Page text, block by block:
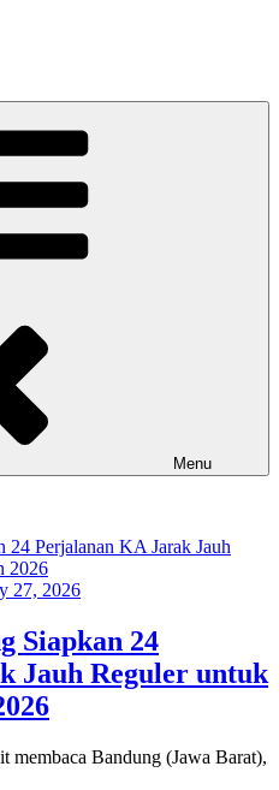
Menu
27, 2026
Siapkan 24
Jauh Reguler untuk
membaca Bandung (Jawa Barat),